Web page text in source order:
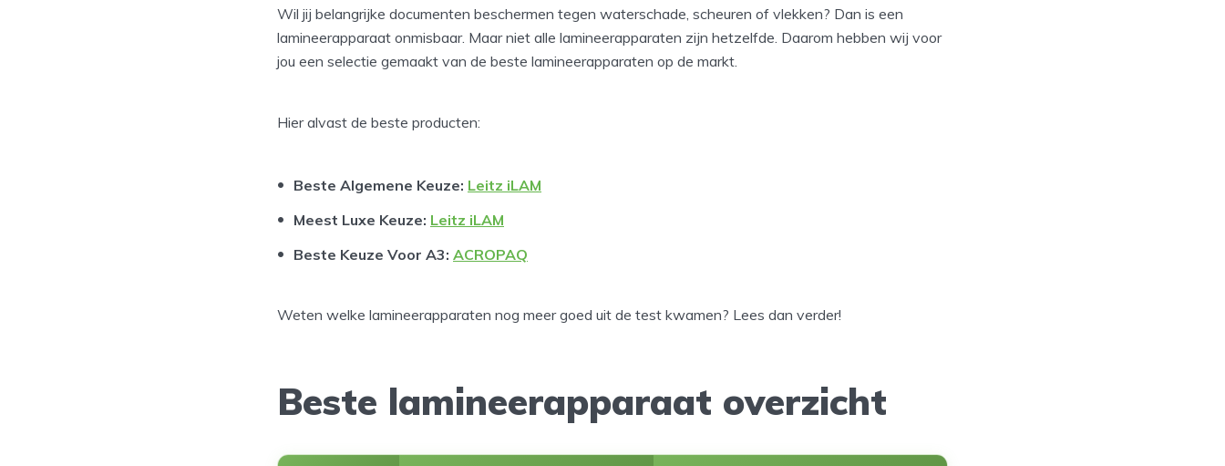
Wil jij belangrijke documenten beschermen tegen waterschade, scheuren of vlekken? Dan is een
lamineerapparaat onmisbaar. Maar niet alle lamineerapparaten zijn hetzelfde. Daarom hebben wij voor
jou een selectie gemaakt van de beste lamineerapparaten op de markt.
Hier alvast de beste producten:
Beste Algemene Keuze: Leitz iLAM
Meest Luxe Keuze: Leitz iLAM
Beste Keuze Voor A3: ACROPAQ
Weten welke lamineerapparaten nog meer goed uit de test kwamen? Lees dan verder!
Beste lamineerapparaat overzicht